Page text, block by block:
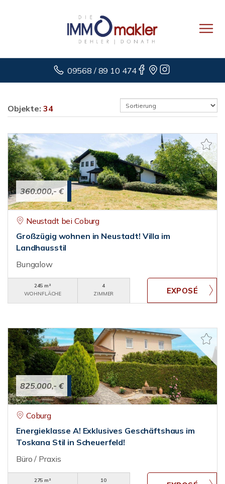
09568 / 89 10 474
Objekte: 34
360.000,- €
Neustadt bei Coburg
Großzügig wohnen in Neustadt! Villa im
Landhausstil
Bungalow
245 m²
WOHNFLÄCHE
4
ZIMMER
825.000,- €
Coburg
Energieklasse A! Exklusives Geschäftshaus im
Toskana Stil in Scheuerfeld!
Büro / Praxis
275 m²
10